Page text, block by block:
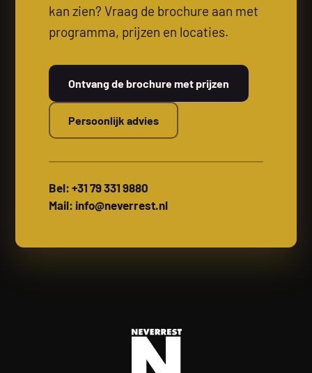
kan zien? Vraag de brochure aan met
programma, prijzen en locaties.
Ontvang de brochure met prijzen
Persoonlijk advies
Bel: +31 79 331 9880
Mail: info@neverrest.nl